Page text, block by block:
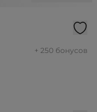
+ 250 бонусов